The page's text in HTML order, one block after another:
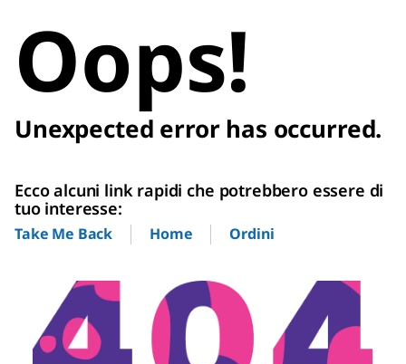
Oops!
Unexpected error has occurred.
Ecco alcuni link rapidi che potrebbero essere di
tuo interesse:
Take Me Back Home Ordini